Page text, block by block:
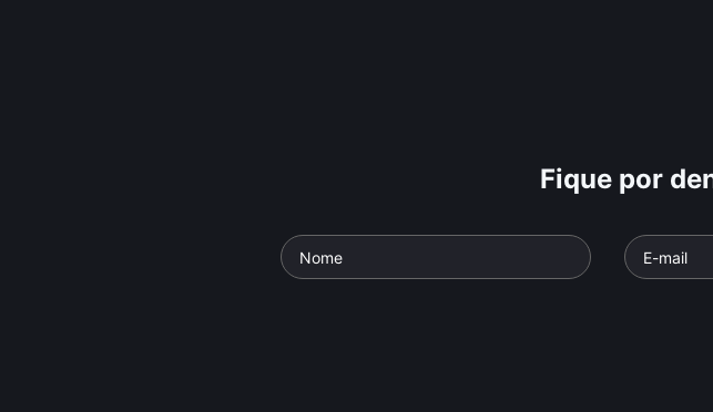
Fique por